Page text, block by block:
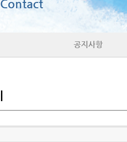
Contact
공지사항